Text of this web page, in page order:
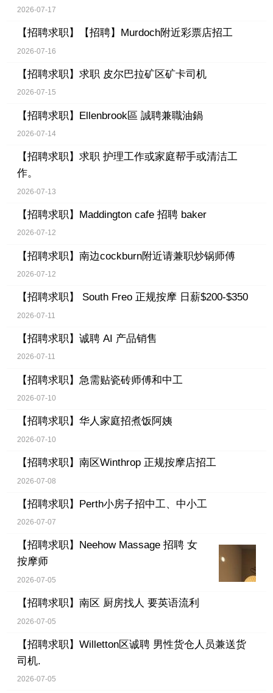
2026-07-17
【招聘求职】 【招聘】Murdoch附近彩票店招工
2026-07-16
【招聘求职】 求职 皮尔巴拉矿区矿卡司机
2026-07-15
【招聘求职】 Ellenbrook區 誠聘兼職油鍋
2026-07-14
【招聘求职】 求职 护理工作或家庭帮手或清洁工
作。
2026-07-13
【招聘求职】 Maddington cafe 招聘 baker
2026-07-12
【招聘求职】 南边cockburn附近请兼职炒锅师傅
2026-07-12
【招聘求职】 South Freo 正规按摩 日薪$200-$350
2026-07-11
【招聘求职】 诚聘 AI 产品销售
2026-07-11
【招聘求职】 急需贴瓷砖师傅和中工
2026-07-10
【招聘求职】 华人家庭招煮饭阿姨
2026-07-10
【招聘求职】 南区Winthrop 正规按摩店招工
2026-07-08
【招聘求职】 Perth小房子招中工、中小工
2026-07-07
【招聘求职】
Neehow Massage 招聘 女
按摩师
2026-07-05
【招聘求职】 南区 厨房找人 要英语流利
2026-07-05
【招聘求职】 Willetton区诚聘 男性货仓人员兼送货
司机.
2026-07-05